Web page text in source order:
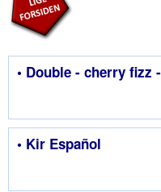
• Double - cherry fizz -
• Kir Español